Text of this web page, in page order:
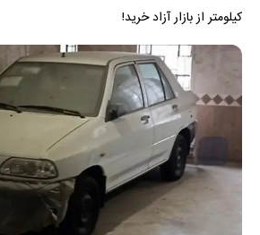
کیلومتر از بازار آزاد خرید!